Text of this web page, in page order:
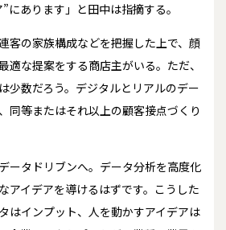
にあります」と田中は指摘する。
客の家族構成などを把握した上で、顔
適な提案をする商店主がいる。ただ、
少数だろう。デジタルとリアルのデー
同等またはそれ以上の顧客接点づくり
ータドリブンへ。データ分析を高度化
アイデアを導けるはずです。こうした
はインプット、人を動かすアイデアは